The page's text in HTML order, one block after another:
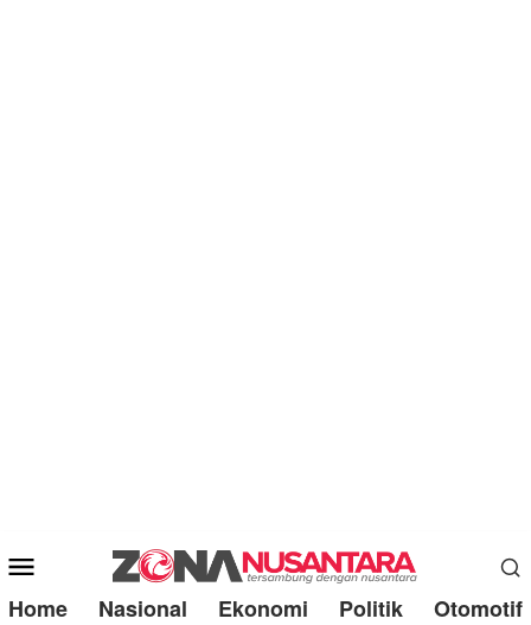
Mobile
Menu
Home Nasional Ekonomi Politik Otomotif